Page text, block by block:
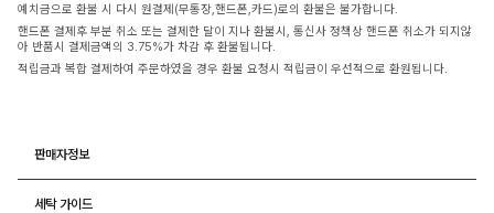
예치금으로 환불 시 다시 원결제(무통장,핸드폰,카드)로의 환불은 불가합니다.
핸드폰 결제후 부분 취소 또는 결제한 달이 지나 환불시, 통신사 정책상 핸드폰 취소가 되지않
아 반품시 결제금액의 3.75%가 차감 후 환불됩니다.
적립금과 복합 결제하여 주문하였을 경우 환불 요청시 적립금이 우선적으로 환원됩니다.
판매자정보
세탁 가이드